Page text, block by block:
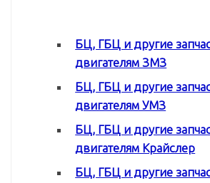
БЦ, ГБЦ и другие
двигателям ЗМЗ
БЦ, ГБЦ и другие
двигателям УМЗ
БЦ, ГБЦ и другие
двигателям Крайслер
БЦ, ГБЦ и другие